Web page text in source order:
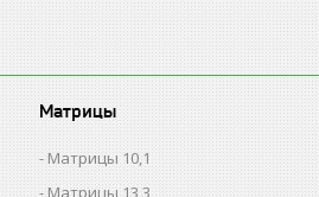
Матрицы
Матрицы 10,1
Матрицы 13,3